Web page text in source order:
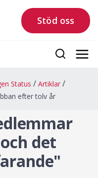
Stöd oss
Status
Artiklar
efter tolv år
det